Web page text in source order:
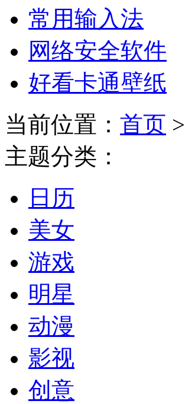
常用输入法
网络安全软件
好看卡通壁纸
当前位置： 首页 >
主题分类：
日历
美女
游戏
明星
动漫
影视
创意